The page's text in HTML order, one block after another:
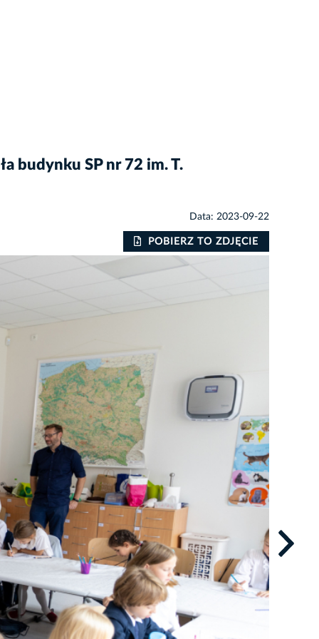
budynku SP nr 72 im. T.
Data: 2023-09-22
POBIERZ TO ZDJĘCIE